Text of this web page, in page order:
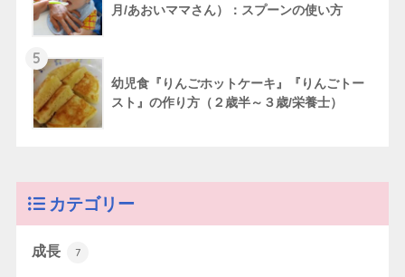
月/あおいママさん）：スプーンの使い方
5
幼児食『りんごホットケーキ』『りんごトー
スト』の作り方（２歳半～３歳/栄養士）
カテゴリー
成長 7